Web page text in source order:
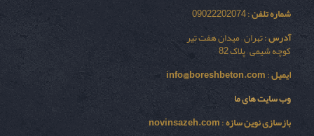
شماره تلفن: 09022202074
آدرس: تهران – میدان هفت تیر
کوچه شیمی – پلاک 82
ایمیل:
info@boreshbeton.com
وب سایت های ما
بازسازی نوين سازه:
novinsazeh.com